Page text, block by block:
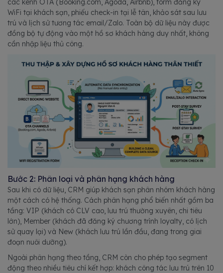
các kênh OTA (Booking.com, Agoda, Airbnb), form đăng ký
WiFi tại khách sạn, phiếu check-in tại lễ tân, khảo sát sau lưu
trú và lịch sử tương tác email/Zalo. Toàn bộ dữ liệu này được
đồng bộ tự động vào một hồ sơ khách hàng duy nhất, không
cần nhập liệu thủ công.
Bước 2: Phân loại và phân hạng khách hàng
Sau khi có dữ liệu, CRM giúp khách sạn phân nhóm khách hàng
một cách có hệ thống. Cách phân hạng phổ biến nhất gồm ba
tầng: VIP (khách có CLV cao, lưu trú thường xuyên, chi tiêu
lớn), Member (khách đã đăng ký chương trình loyalty, có lịch
sử quay lại) và New (khách lưu trú lần đầu, đang trong giai
đoạn nuôi dưỡng).
Ngoài phân hạng theo tầng, CRM còn cho phép tạo segment
động theo nhiều tiêu chí kết hợp: khách công tác lưu trú trên 10